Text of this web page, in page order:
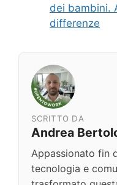
dei bambini.
differenze
SCRITTO DA
Andrea
Appassionato fin
tecnologia e